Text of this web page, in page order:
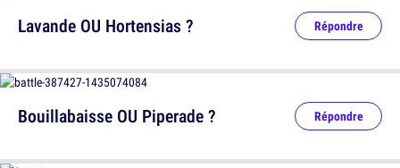
Lavande OU Hortensias ? Répondre
Bouillabaisse OU Piperade ? Répondre